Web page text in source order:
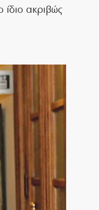
ίδιο ακριβώς